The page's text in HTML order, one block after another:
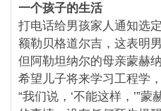
一个孩子的生活
打电话给男孩家人通知选
额勒贝格道尔吉，这表明
但阿勒坦纳尔的母亲蒙赫
希望儿子将来学习工程学
“我们说，‘不能这样，’”